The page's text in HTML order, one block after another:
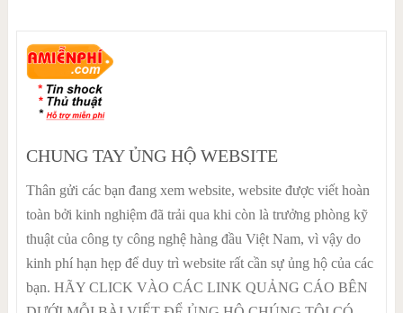
CHUNG TAY ỦNG HỘ WEBSITE
Thân gửi các bạn đang xem website, website được viết hoàn
toàn bởi kinh nghiệm đã trải qua khi còn là trưởng phòng kỹ
thuật của công ty công nghệ hàng đầu Việt Nam, vì vậy do
kinh phí hạn hẹp để duy trì website rất cần sự ủng hộ của các
bạn. HÃY CLICK VÀO CÁC LINK QUẢNG CÁO BÊN